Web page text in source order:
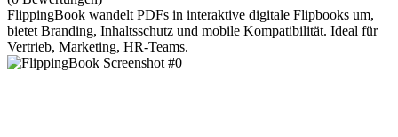
FlippingBook wandelt PDFs in interaktive digitale Flipbooks um,
bietet Branding, Inhaltsschutz und mobile Kompatibilität. Ideal für
Vertrieb, Marketing, HR-Teams.